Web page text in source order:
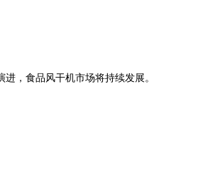
，食品风干机市场将持续发展。